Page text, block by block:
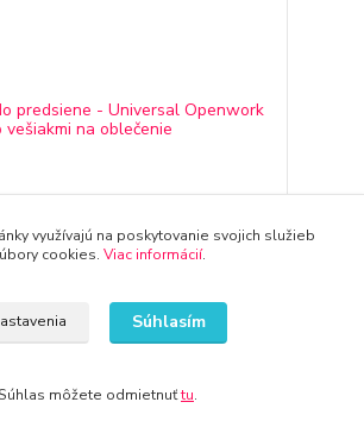
- Universal Openwork
využívajú na poskytovanie svojich služieb
cookies. Viac informácií.
Súhlasím
Súhlas môžete odmietnuťtu.